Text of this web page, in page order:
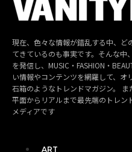
現在、色々な情報が錯乱する中、ど
てきているのも事実です。そんな
を発信し、MUSIC・FASHION・
い情報やコンテンツを網羅して、オ
石箱のようなトレンドマガジン。
平面からリアルまで最先端のトレン
メディアです
ART